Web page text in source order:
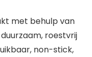
met behulp van
roestvrij
non-stick,